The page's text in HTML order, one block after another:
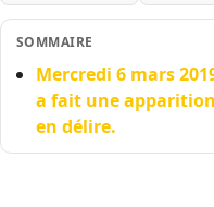
SOMMAIRE
Mercredi 6 mars
a fait une
en délire.